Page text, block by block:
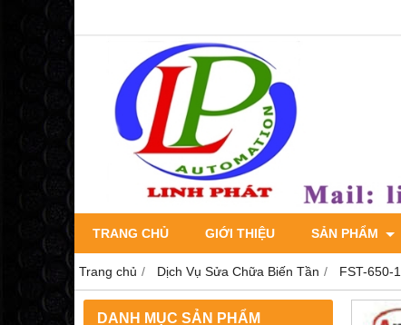
TRANG CHỦ GIỚI THIỆU SẢN PHẨM
Trang chủ Dịch Vụ Sửa Chữa Biến Tần FST-650-
DANH MỤC SẢN PHẨM